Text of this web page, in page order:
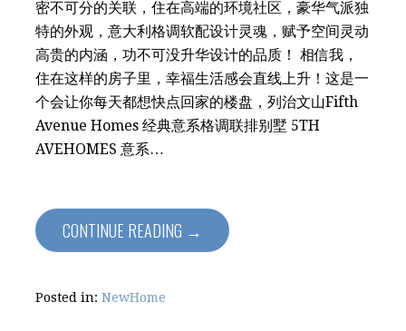
密不可分的关联，住在高端的环境社区，豪华气派独
特的外观，意大利格调软配设计灵魂，赋予空间灵动
高贵的内涵，功不可没升华设计的品质！ 相信我，
住在这样的房子里，幸福生活感会直线上升！这是一
个会让你每天都想快点回家的楼盘，列治文山Fifth
Avenue Homes 经典意系格调联排别墅 5TH
AVEHOMES 意系…
CONTINUE READING →
Posted in: NewHome